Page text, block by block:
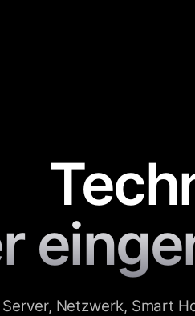
Server, Netzwerk, Smart